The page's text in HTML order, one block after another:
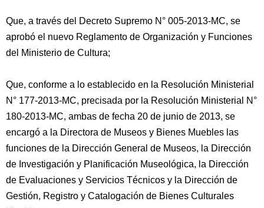
Que, a través del Decreto Supremo N° 005-2013-MC, se
aprobó el nuevo Reglamento de Organización y Funciones
del Ministerio de Cultura;
Que, conforme a lo establecido en la Resolución Ministerial
N° 177-2013-MC, precisada por la Resolución Ministerial N°
180-2013-MC, ambas de fecha 20 de junio de 2013, se
encargó a la Directora de Museos y Bienes Muebles las
funciones de la Dirección General de Museos, la Dirección
de Investigación y Planificación Museológica, la Dirección
de Evaluaciones y Servicios Técnicos y la Dirección de
Gestión, Registro y Catalogación de Bienes Culturales